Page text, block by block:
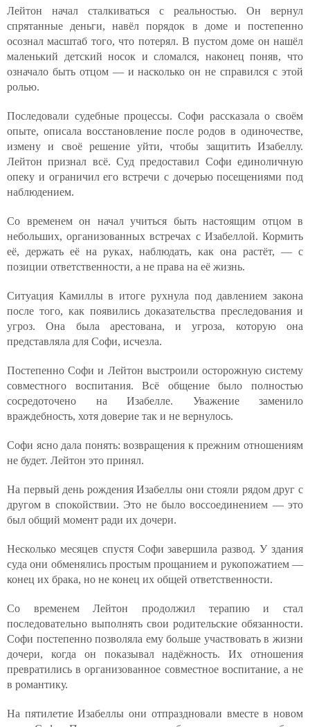
Лейтон начал сталкиваться с реальностью. Он вернул
спрятанные деньги, навёл порядок в доме и постепенно
осознал масштаб того, что потерял. В пустом доме он нашёл
маленький детский носок и сломался, наконец поняв, что
означало быть отцом — и насколько он не справился с этой
ролью.
Последовали судебные процессы. Софи рассказала о своём
опыте, описала восстановление после родов в одиночестве,
измену и своё решение уйти, чтобы защитить Изабеллу.
Лейтон признал всё. Суд предоставил Софи единоличную
опеку и ограничил его встречи с дочерью посещениями под
наблюдением.
Со временем он начал учиться быть настоящим отцом в
небольших, организованных встречах с Изабеллой. Кормить
её, держать её на руках, наблюдать, как она растёт, — с
позиции ответственности, а не права на её жизнь.
Ситуация Камиллы в итоге рухнула под давлением закона
после того, как появились доказательства преследования и
угроз. Она была арестована, и угроза, которую она
представляла для Софи, исчезла.
Постепенно Софи и Лейтон выстроили осторожную систему
совместного воспитания. Всё общение было полностью
сосредоточено на Изабелле. Уважение заменило
враждебность, хотя доверие так и не вернулось.
Софи ясно дала понять: возвращения к прежним отношениям
не будет. Лейтон это принял.
На первый день рождения Изабеллы они стояли рядом друг с
другом в спокойствии. Это не было воссоединением — это
был общий момент ради их дочери.
Несколько месяцев спустя Софи завершила развод. У здания
суда они обменялись простым прощанием и рукопожатием —
конец их брака, но не конец их общей ответственности.
Со временем Лейтон продолжил терапию и стал
последовательно выполнять свои родительские обязанности.
Софи постепенно позволяла ему больше участвовать в жизни
дочери, когда он показывал надёжность. Их отношения
превратились в организованное совместное воспитание, а не
в романтику.
На пятилетие Изабеллы они отпраздновали вместе в новом